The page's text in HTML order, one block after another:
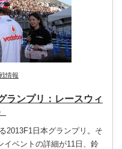
情報
ランプリ：レースウィ
2013F1日本グランプリ。そ
イベントの詳細が11日、鈴